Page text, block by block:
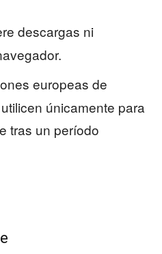
descargas ni
europeas de
únicamente para
tras un período